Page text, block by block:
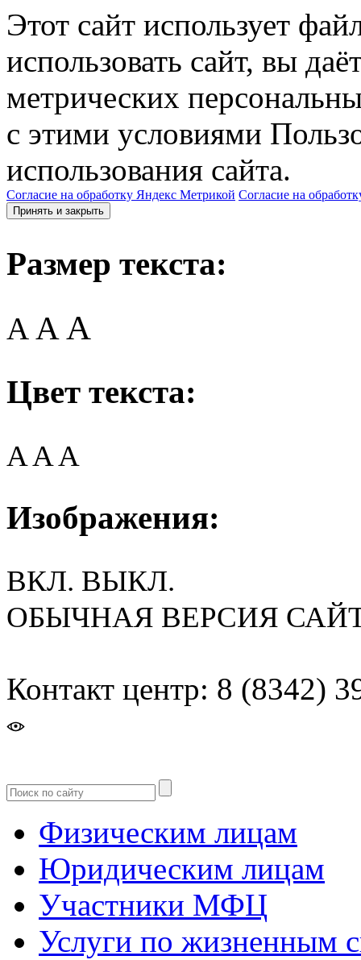
Этот сайт использует
использовать сайт, вы
метрических
с этими условиями
использования сайта.
Согласие на обработку Яндекс Метрикой Согласие на
Принять и закрыть
Размер текста:
A AA
Цвет текста:
AAA
Изображения:
ВКЛ. ВЫКЛ.
ОБЫЧНАЯ ВЕРСИЯ
Контакт центр: 8 (8342)
Физическим лицам
Юридическим лицам
Участники МФЦ
Услуги по жизненным